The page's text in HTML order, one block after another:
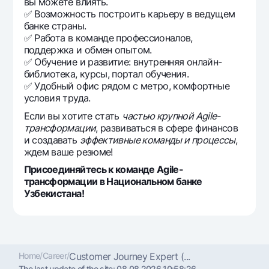
✅ Возможность построить карьеру в ведущем
банке страны.
✅ Работа в команде профессионалов,
поддержка и обмен опытом.
✅ Обучение и развитие: внутренняя онлайн-
библиотека, курсы, портал обучения.
✅ Удобный офис рядом с метро, комфортные
условия труда.
Если вы хотите стать частью крупной Agile-
трансформации, развиваться в сфере финансов
и создавать эффективные команды и процессы,
ждем ваше резюме!
Присоединяйтесь к команде Agile-
трансформации в Национальном банке
Узбекистана!
Home/Career/Customer Journey Expert (...